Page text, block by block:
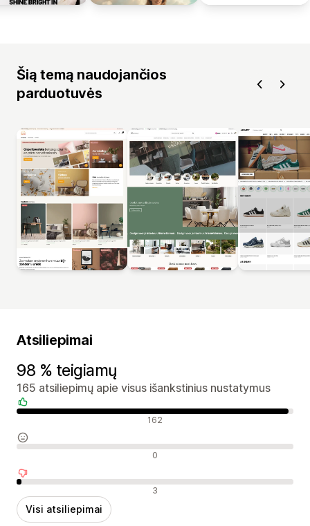
Šią temą naudojančios
parduotuvės
Atsiliepimai
98 % teigiamų
165 atsiliepimų apie visus išankstinius nustatymus
Teigiami atsiliepimai 162
Neutralūs atsiliepimai 0
Neigiami atsiliepimai 3
Visi atsiliepimai